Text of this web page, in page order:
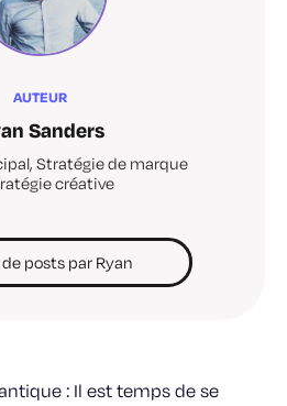
AUTEUR
Sanders
Stratégie de marque
créative
de posts par Ryan
: Il est temps de se